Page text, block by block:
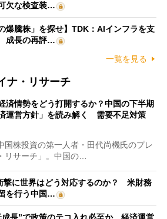
欠な検査装…
爆騰株」を探せ】TDK：AIインフラを支
成長の再評…
一覧を見る
ナ・リサーチ
済情勢をどう打開するか？中国の下半期
運営方針」を読み解く 需要不足対策
株投資の第一人者・田代尚機氏のプレ
リサーチ」。中国の…
撃に世界はどう対応するのか？ 米財務
を行う中国…